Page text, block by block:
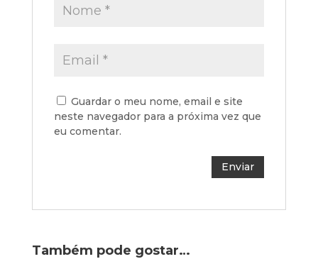
Guardar o meu nome, email e site
neste navegador para a próxima vez que
eu comentar.
Também pode gostar…